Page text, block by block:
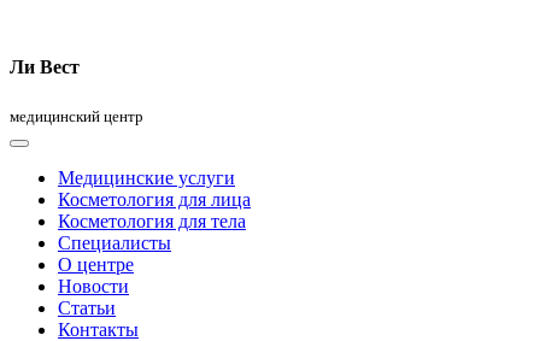
Ли Вест
медицинский центр
Медицинские услуги
Косметология для лица
Косметология для тела
Специалисты
О центре
Новости
Статьи
Контакты